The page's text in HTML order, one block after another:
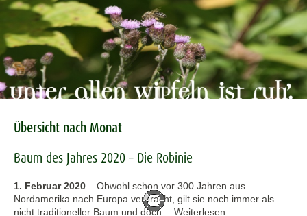
Übersicht nach Monat
Baum des Jahres 2020 – Die Robinie
1. Februar 2020 – Obwohl schon vor 300 Jahren aus
Nordamerika nach Europa verbracht, gilt sie noch immer als
nicht traditioneller Baum und doch… Weiterlesen